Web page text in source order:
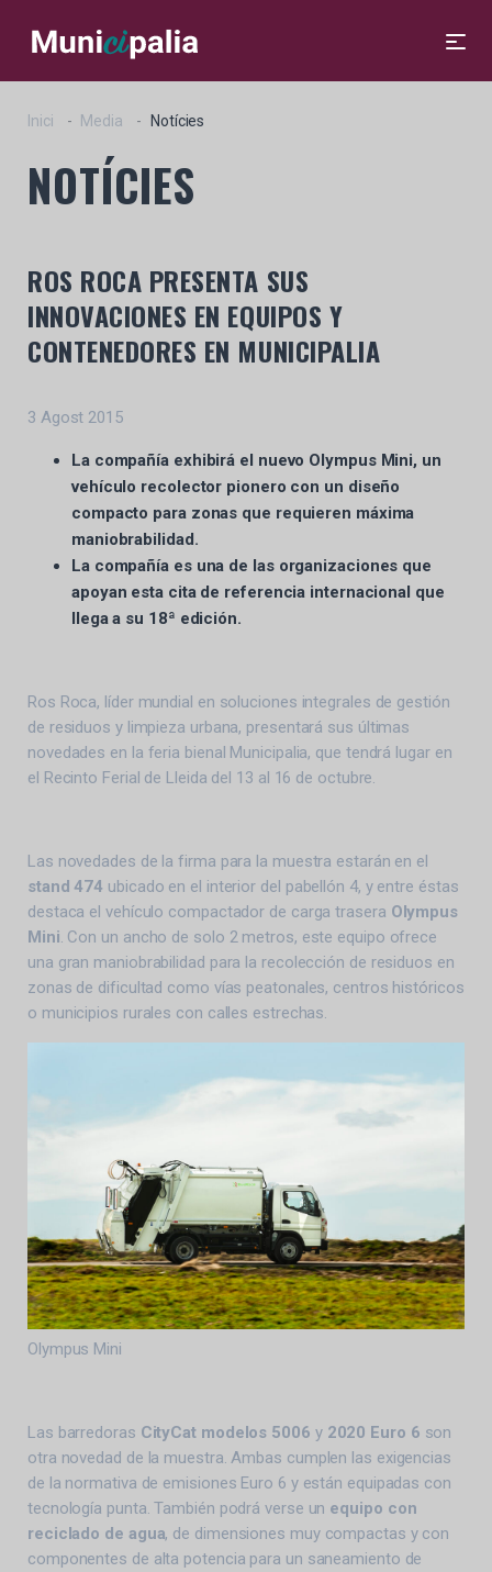
Inici Media Notícies
NOTÍCIES
ROS ROCA PRESENTA SUS
INNOVACIONES EN EQUIPOS Y
CONTENEDORES EN MUNICIPALIA
3 Agost 2015
La compañía exhibirá el nuevo Olympus Mini, un
vehículo recolector pionero con un diseño
compacto para zonas que requieren máxima
maniobrabilidad.
La compañía es una de las organizaciones que
apoyan esta cita de referencia internacional que
llega a su 18ª edición.
Ros Roca, líder mundial en soluciones integrales de gestión
de residuos y limpieza urbana, presentará sus últimas
novedades en la feria bienal Municipalia, que tendrá lugar en
el Recinto Ferial de Lleida del 13 al 16 de octubre.
Las novedades de la firma para la muestra estarán en el
stand 474 ubicado en el interior del pabellón 4, y entre éstas
destaca el vehículo compactador de carga trasera Olympus
Mini. Con un ancho de solo 2 metros, este equipo ofrece
una gran maniobrabilidad para la recolección de residuos en
zonas de dificultad como vías peatonales, centros históricos
o municipios rurales con calles estrechas.
Olympus Mini
Las barredoras CityCat modelos 5006 y2020 Euro 6 son
otra novedad de la muestra. Ambas cumplen las exigencias
de la normativa de emisiones Euro 6 y están equipadas con
tecnología punta. También podrá verse un equipo con
reciclado de agua, de dimensiones muy compactas y con
componentes de alta potencia para un saneamiento de